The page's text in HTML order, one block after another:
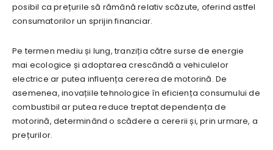
posibil ca prețurile să rămână relativ scăzute, oferind astfel
consumatorilor un sprijin financiar.
Pe termen mediu și lung, tranziția către surse de energie
mai ecologice și adoptarea crescândă a vehiculelor
electrice ar putea influența cererea de motorină. De
asemenea, inovațiile tehnologice în eficiența consumului de
combustibil ar putea reduce treptat dependența de
motorină, determinând o scădere a cererii și, prin urmare, a
prețurilor.